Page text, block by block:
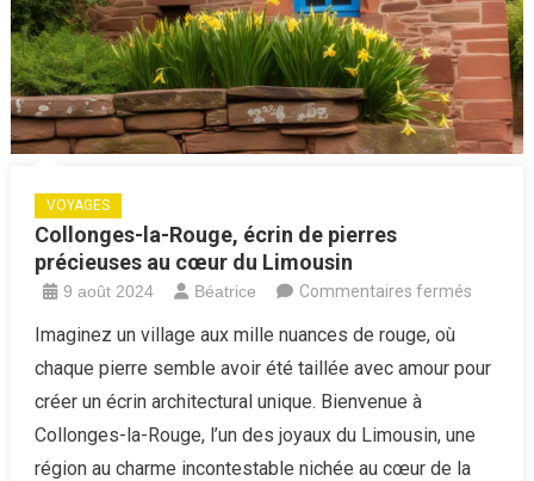
VOYAGES
Collonges-la-Rouge, écrin de pierres
précieuses au cœur du Limousin
9 août 2024 Béatrice Commentaires ferméssur
Rouge,
de
pierres
Imaginez un village aux mille nuances de rouge, où
chaque pierre semble avoir été taillée avec amour pour
créer un écrin architectural unique. Bienvenue à
Collonges-la-Rouge, l’un des joyaux du Limousin, une
région au charme incontestable nichée au cœur de la